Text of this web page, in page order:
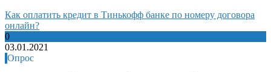
Как оплатить кредит в Тинькофф банке по номеру договора
онлайн?
0
03.01.2021
Опрос